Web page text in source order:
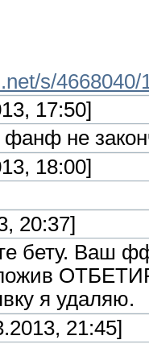
s/4668040/
17:50]
фанф не
18:00]
20:37]
бету. Ваш
я удаляю.
21:45]